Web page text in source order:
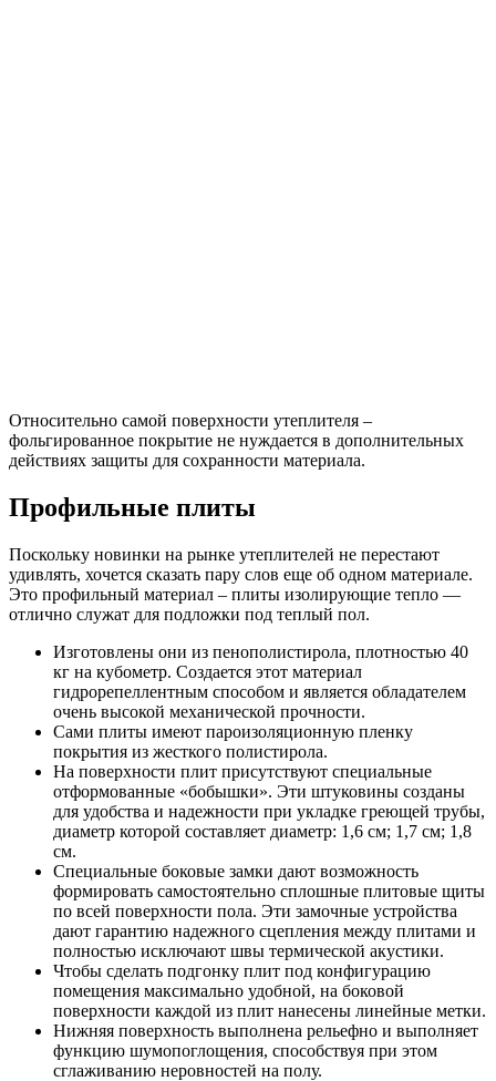
Относительно самой поверхности утеплителя –
фольгированное покрытие не нуждается в дополнительных
действиях защиты для сохранности материала.
Профильные плиты
Поскольку новинки на рынке утеплителей не перестают
удивлять, хочется сказать пару слов еще об одном материале.
Это профильный материал – плиты изолирующие тепло —
отлично служат для подложки под теплый пол.
Изготовлены они из пенополистирола, плотностью 40
кг на кубометр. Создается этот материал
гидрорепеллентным способом и является обладателем
очень высокой механической прочности.
Сами плиты имеют пароизоляционную пленку
покрытия из жесткого полистирола.
На поверхности плит присутствуют специальные
отформованные «бобышки». Эти штуковины созданы
для удобства и надежности при укладке греющей трубы,
диаметр которой составляет диаметр: 1,6 см; 1,7 см; 1,8
см.
Специальные боковые замки дают возможность
формировать самостоятельно сплошные плитовые щиты
по всей поверхности пола. Эти замочные устройства
дают гарантию надежного сцепления между плитами и
полностью исключают швы термической акустики.
Чтобы сделать подгонку плит под конфигурацию
помещения максимально удобной, на боковой
поверхности каждой из плит нанесены линейные метки.
Нижняя поверхность выполнена рельефно и выполняет
функцию шумопоглощения, способствуя при этом
сглаживанию неровностей на полу.